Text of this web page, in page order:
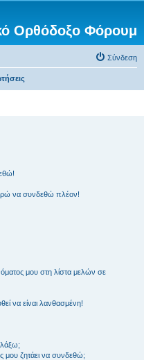
Ορθόδοξο Φόρουμ
Σύνδεση
να συνδεθώ πλέον!
μου στη λίστα μελών σε
να είναι λανθασμένη!
μου ζητάει να συνδεθώ;